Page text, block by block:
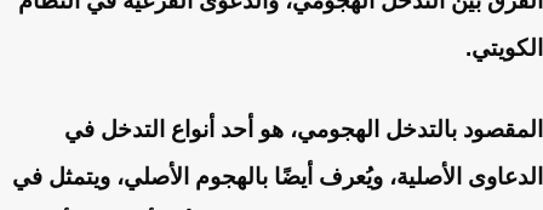
الكويتي.
المقصود بالتدخل الهجومي، هو أحد أنواع التدخل في
الدعاوى الأصلية، ويُعرف أيضًا بالهجوم الأصلي، ويتمثل في